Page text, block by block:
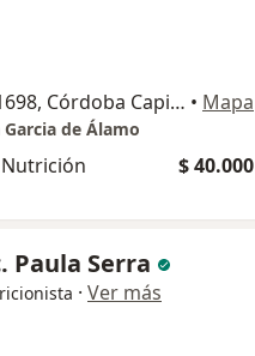
José Gabino Blanco 1698, Córdoba Capital • Mapa
de Álamo
$ 40.000
Paula Serra
· Ver más